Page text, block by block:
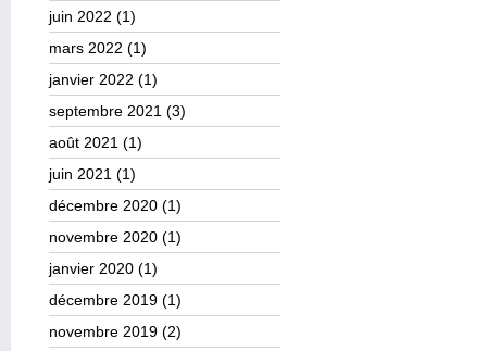
juin 2022 (1)
mars 2022 (1)
janvier 2022 (1)
septembre 2021 (3)
août 2021 (1)
juin 2021 (1)
décembre 2020 (1)
novembre 2020 (1)
janvier 2020 (1)
décembre 2019 (1)
novembre 2019 (2)